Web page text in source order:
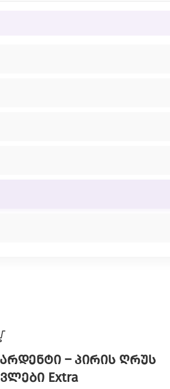
– პირის ღრუს
Extra